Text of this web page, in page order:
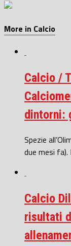
More in Calcio
Calcio /
dintorni:
Spezie
due mesi fa).
Calcio
risultati